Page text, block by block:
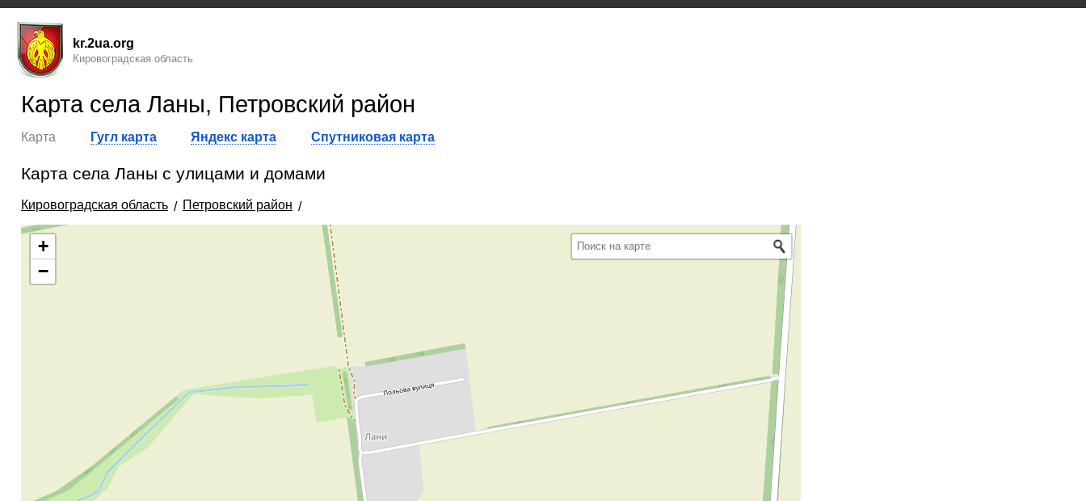
kr.2ua.org
Кировоградская область
Карта села Ланы, Петровский район
Карта Гугл карта Яндекс карта Спутниковая карта
Карта села Ланы с улицами и домами
Кировоградская область Петровский район
+
−